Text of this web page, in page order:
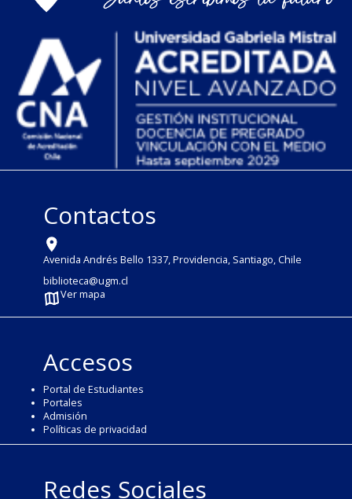
Contactos
Avenida Andrés Bello 1337, Providencia, Santiago, Chile
biblioteca@ugm.cl
Ver mapa
Accesos
Portal de Estudiantes
Portales
Admisión
Políticas de privacidad
Redes Sociales